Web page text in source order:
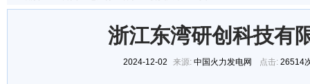
浙江东湾研创科技有
2024-12-02 来源: 中国火力发电网 点击: 26514